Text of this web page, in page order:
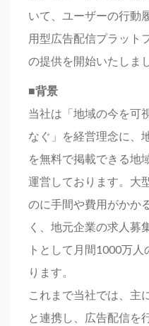
いて、ユーザーの行動
用型広告配信プラット
の提供を開始いたしま
■背景
当社は「地域の今を可
なぐ」を経営理念に、
を無料で掲載できる地
運営しております。大
のに手間や費用がかか
く、地元企業の求人募
トとして月間1000万
ります。
これまで当社では、主
と連携し、広告配信を